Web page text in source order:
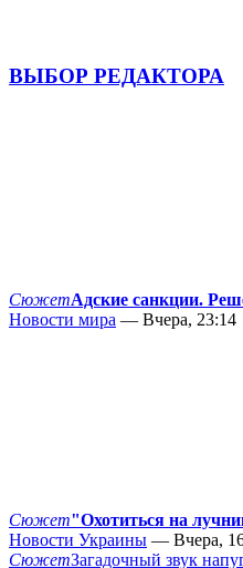
ВЫБОР РЕДАКТОРА
СюжетАдские санкции.
Новости мира — Вчера, 23:14
Сюжет"Охотиться на
Новости Украины — Вчера,
СюжетЗагадочный звук